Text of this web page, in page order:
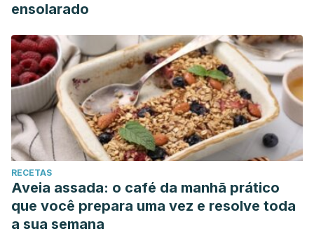
ensolarado
RECETAS
Aveia assada: o café da manhã prático
que você prepara uma vez e resolve toda
a sua semana